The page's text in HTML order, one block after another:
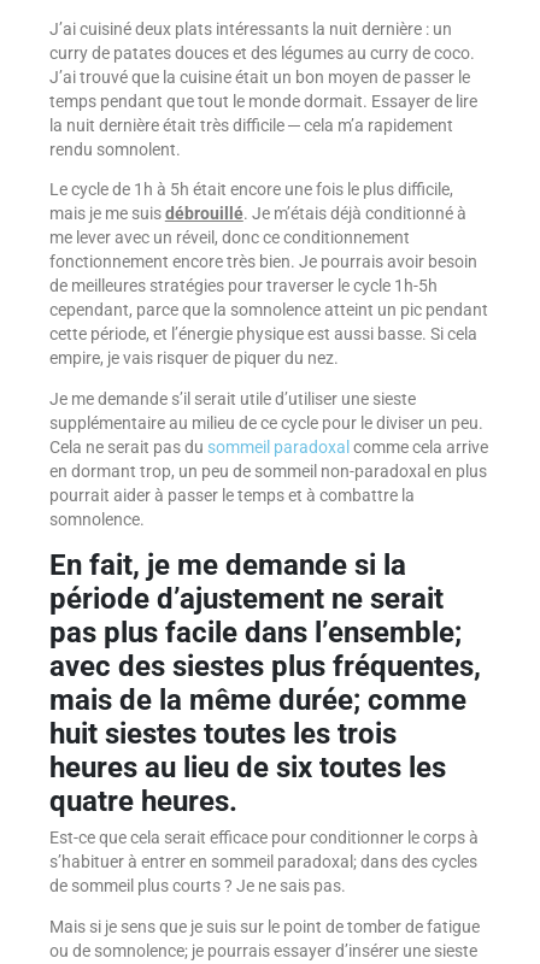
J’ai cuisiné deux plats intéressants la nuit dernière : un
curry de patates douces et des légumes au curry de coco.
J’ai trouvé que la cuisine était un bon moyen de passer le
temps pendant que tout le monde dormait. Essayer de lire
la nuit dernière était très difficile ─ cela m’a rapidement
rendu somnolent.
Le cycle de 1h à 5h était encore une fois le plus difficile,
mais je me suisdébrouillé. Je m’étais déjà conditionné à
me lever avec un réveil, donc ce conditionnement
fonctionnement encore très bien. Je pourrais avoir besoin
de meilleures stratégies pour traverser le cycle 1h-5h
cependant, parce que la somnolence atteint un pic pendant
cette période, et l’énergie physique est aussi basse. Si cela
empire, je vais risquer de piquer du nez.
Je me demande s’il serait utile d’utiliser une sieste
supplémentaire au milieu de ce cycle pour le diviser un peu.
Cela ne serait pas du sommeil paradoxal comme cela arrive
en dormant trop, un peu de sommeil non-paradoxal en plus
pourrait aider à passer le temps et à combattre la
somnolence.
En fait, je me demande si la
période d’ajustement ne serait
pas plus facile dans l’ensemble;
avec des siestes plus fréquentes,
mais de la même durée; comme
huit siestes toutes les trois
heures au lieu de six toutes les
quatre heures.
Est-ce que cela serait efficace pour conditionner le corps à
s’habituer à entrer en sommeil paradoxal; dans des cycles
de sommeil plus courts ? Je ne sais pas.
Mais si je sens que je suis sur le point de tomber de fatigue
ou de somnolence; je pourrais essayer d’insérer une sieste